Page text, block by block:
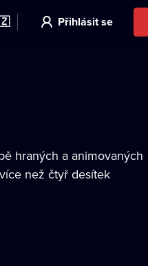
Přihlásit se
hraných a animovaných
než čtyř desítek